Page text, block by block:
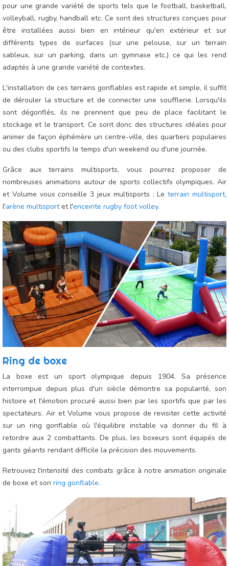
pour une grande variété de sports tels que le football, basketball,
volleyball, rugby, handball etc. Ce sont des structures conçues pour
être installées aussi bien en intérieur qu'en extérieur et sur
différents types de surfaces (sur une pelouse, sur un terrain
sableux, sur un parking, dans un gymnase etc.) ce qui les rend
adaptés à une grande variété de contextes.
L'installation de ces terrains gonflables est rapide et simple, il suffit
de dérouler la structure et de connecter une soufflerie. Lorsqu'ils
sont dégonflés, ils ne prennent que peu de place facilitant le
stockage et le transport. Ce sont donc des structures idéales pour
animer de façon éphémère un centre-ville, des quartiers populaires
ou des clubs sportifs le temps d'un weekend ou d'une journée.
Grâce aux terrains multisports, vous pourrez proposer de
nombreuses animations autour de sports collectifs olympiques. Air
et Volume vous conseille 3 jeux multisports : Le terrain multisport,
l'arène multisportet l'enceinte rugby foot volley.
Ring de boxe
La boxe est un sport olympique depuis 1904. Sa présence
interrompue depuis plus d'un siècle démontre sa popularité, son
histoire et l'émotion procuré aussi bien par les sportifs que par les
spectateurs. Air et Volume vous propose de revisiter cette activité
sur un ring gonflable où l'équilibre instable va donner du fil à
retordre aux 2 combattants. De plus, les boxeurs sont équipés de
gants géants rendant difficile la précision des mouvements.
Retrouvez l'intensité des combats grâce à notre animation originale
de boxe et son ring gonflable.